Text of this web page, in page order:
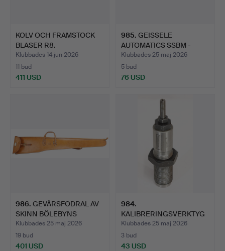
KOLV OCH FRAMSTOCK
BLASER R8.
Klubbades 14 jun 2026
11 bud
411 USD
985. GEISSELE
AUTOMATICS SSBM -
SUPER STABBY BA…
Klubbades 25 maj 2026
5 bud
76 USD
986. GEVÄRSFODRAL AV
SKINN BÖLEBYNS
GARVERI.
Klubbades 25 maj 2026
19 bud
401 USD
984.
KALIBRERINGSVERKTYG
TRIEBEL 9,5X47R.
Klubbades 25 maj 2026
3 bud
43 USD